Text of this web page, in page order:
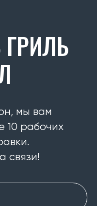
мы вам
10 рабочих
связи!